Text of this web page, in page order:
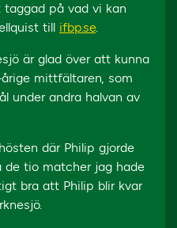
på vad vi kan
till ifbp.se.
är glad över att kunna
mittfältaren, som
under andra halvan av
där Philip gjorde
tio matcher jag hade
bra att Philip blir kvar